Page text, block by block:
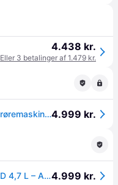
4.438 kr.
Eller 3 betalinger af 1.479 kr.
Kitchenaid Artisan 5KSM175PSEER røremaskine, rød4.999 kr.
KØKKENMASKINE MED VIPPEHOVED 4,7 L – ARTISAN MED EKSTRA TILBEHØR4.999 kr.